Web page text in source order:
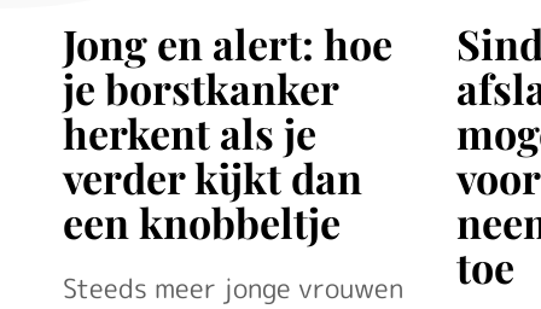
Jong en alert: hoe
je borstkanker
herkent als je
verder kijkt dan
een knobbeltje
Steeds meer jonge vrouwen
toe